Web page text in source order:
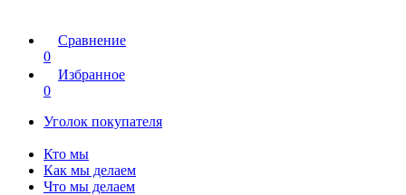
Сравнение
0
Избранное
0
Уголок покупателя
Кто мы
Как мы делаем
Что мы делаем